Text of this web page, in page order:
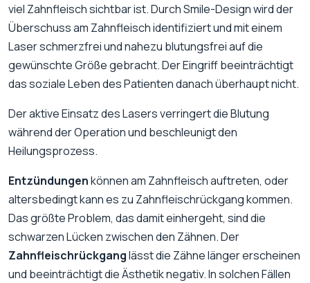
viel Zahnfleisch sichtbar ist. Durch Smile-Design wird der
Überschuss am Zahnfleisch identifiziert und mit einem
Laser schmerzfrei und nahezu blutungsfrei auf die
gewünschte Größe gebracht. Der Eingriff beeinträchtigt
das soziale Leben des Patienten danach überhaupt nicht.
Der aktive Einsatz des Lasers verringert die Blutung
während der Operation und beschleunigt den
Heilungsprozess.
Entzündungenkönnen am Zahnfleisch auftreten, oder
altersbedingt kann es zu Zahnfleischrückgang kommen.
Das größte Problem, das damit einhergeht, sind die
schwarzen Lücken zwischen den Zähnen. Der
Zahnfleischrückganglässt die Zähne länger erscheinen
und beeinträchtigt die Ästhetik negativ. In solchen Fällen